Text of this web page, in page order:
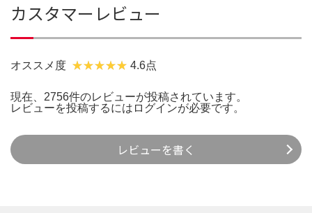
カスタマーレビュー
オススメ度 4.6点
現在、2756件のレビューが投稿されています。
レビューを投稿するには ログインが必要です。
レビューを書く